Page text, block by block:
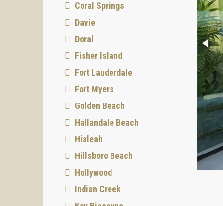
Coral Springs
Davie
Doral
Fisher Island
Fort Lauderdale
Fort Myers
Golden Beach
Hallandale Beach
Hialeah
Hillsboro Beach
Hollywood
Indian Creek